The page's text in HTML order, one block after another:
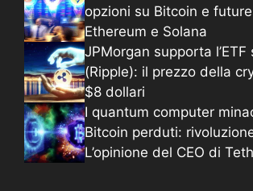
opzioni su Bitcoin e
Ethereum e Solana
JPMorgan supporta l’ETF
(Ripple): il prezzo della
$8 dollari
I quantum computer
Bitcoin perduti:
L’opinione del CEO di